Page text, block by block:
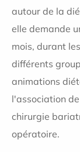
autour de la
elle demande
mois, durant
différents
animations
l'association
chirurgie
opératoire.